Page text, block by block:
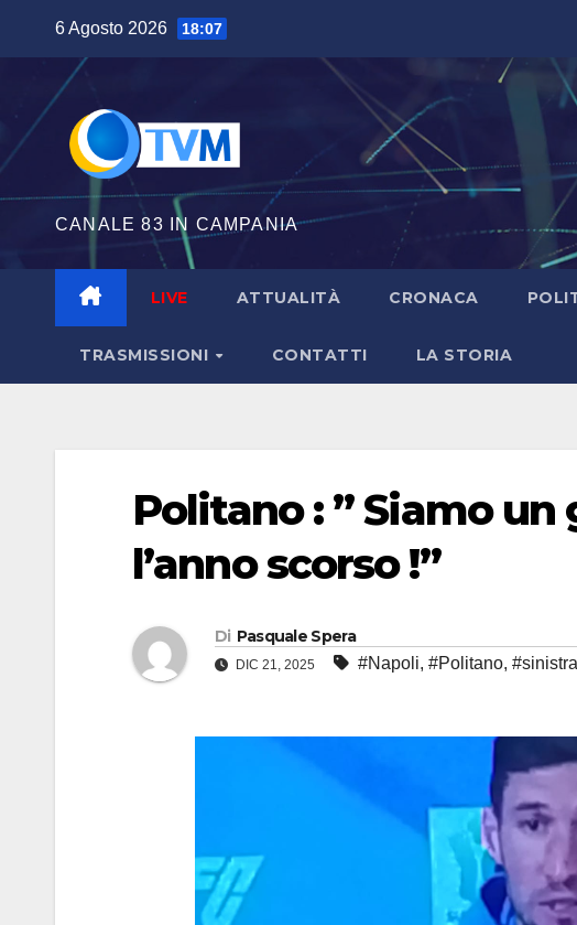
contenuto
6 Agosto 2026 18:07
CANALE 83 IN CAMPANIA
LIVE ATTUALITÀ CRONACA
TRASMISSIONI CONTATTI LA STORIA
Politano : ” Siamo
l’anno scorso !”
Di Pasquale Spera
DIC 21, 2025 #Napoli, #Politano, #sinistra